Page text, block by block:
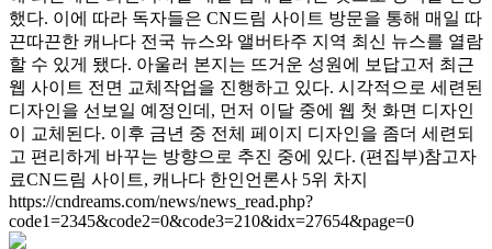
했다. 이에 따라 독자들은 CN드림 사이트 방문을 통해 매일 따
끈따끈한 캐나다 전국 뉴스와 앨버타주 지역 최신 뉴스를 열람
할 수 있게 됐다. 아울러 본지는 뜨거운 성원에 보답고저 최근
웹 사이트 전면 교체작업을 진행하고 있다. 시각적으로 세련된
디자인을 선보일 예정인데, 먼저 이달 중에 웹 첫 화면 디자인
이 교체된다. 이후 금년 중 전체 페이지 디자인을 좀더 세련되
고 편리하게 바꾸는 방향으로 추진 중에 있다. (편집부)참고자
료CN드림 사이트, 캐나다 한인언론사 5위 차지
https://cndreams.com/news/news_read.php?
code1=2345&code2=0&code3=210&idx=27654&page=0